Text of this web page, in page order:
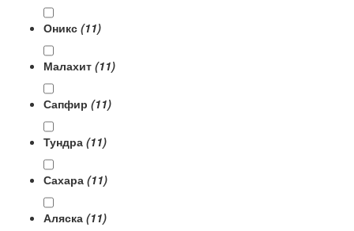
Оникс (11)
Малахит (11)
Сапфир (11)
Тундра (11)
Сахара (11)
Аляска (11)